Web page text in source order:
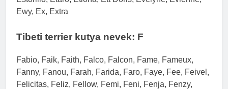
Ewy, Ex, Extra
Tibeti terrier kutya nevek: F
Fabio, Faik, Faith, Falco, Falcon, Fame, Fameux,
Fanny, Fanou, Farah, Farida, Faro, Faye, Fee, Feivel,
Felicitas, Feliz, Fellow, Femi, Feni, Fenja, Fenzy,